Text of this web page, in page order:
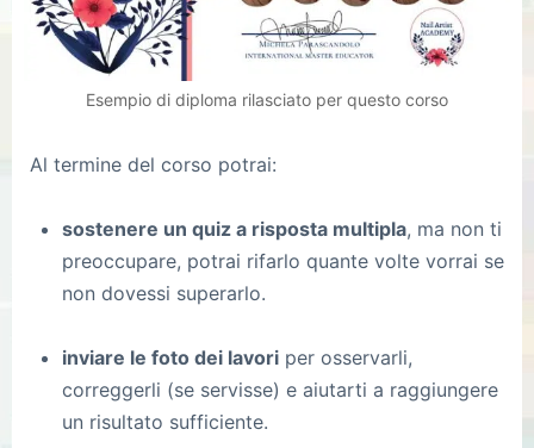
Esempio di diploma rilasciato per questo corso
Al termine del corso potrai:
sostenere un quiz a risposta multipla, ma non ti
preoccupare, potrai rifarlo quante volte vorrai se
non dovessi superarlo.
inviare le foto dei lavori per osservarli,
correggerli (se servisse) e aiutarti a raggiungere
un risultato sufficiente.